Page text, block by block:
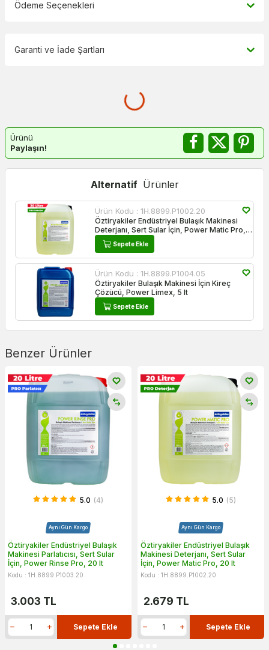
Ödeme Seçenekleri
Garanti ve İade Şartları
Ürünü
Paylaşın!
Alternatif Ürünler
Ürün Kodu : 1H.8899.P1002.20
Öztiryakiler Endüstriyel Bulaşık Makinesi
Deterjanı, Sert Sular İçin, Power Matic Pro,
20 lt
Sepete Ekle
Ürün Kodu : 1H.8899.P1004.05
Öztiryakiler Bulaşık Makinesi İçin Kireç
Çözücü, Power Limex, 5 lt
Sepete Ekle
Benzer Ürünler
5.0 (4)
Aynı Gün Kargo
Öztiryakiler Endüstriyel Bulaşık
Makinesi Parlatıcısı, Sert Sular
İçin, Power Rinse Pro, 20 lt
Kodu : 1H.8899.P1003.20
3.003 TL
Sepete Ekle
5.0 (5)
Aynı Gün Kargo
Öztiryakiler Endüstriyel Bulaşık
Makinesi Deterjanı, Sert Sular
İçin, Power Matic Pro, 20 lt
Kodu : 1H.8899.P1002.20
2.679 TL
Sepete Ekle